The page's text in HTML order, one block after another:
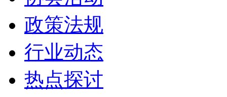
政策法规
行业动态
热点探讨